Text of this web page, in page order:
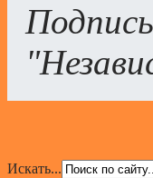
Искать...